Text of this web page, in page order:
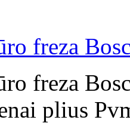
freza
freza
plius